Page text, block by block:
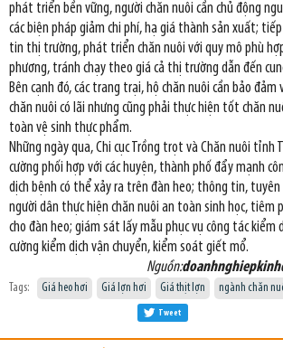
phát triển bền vững, người chăn nuôi cần chủ động
các biện pháp giảm chi phí, hạ giá thành sản xuất;
tin thị trường, phát triển chăn nuôi với quy mô phù
phương, tránh chạy theo giá cả thị trường dẫn đến
Bên cạnh đó, các trang trại, hộ chăn nuôi cần bảo
chăn nuôi có lãi nhưng cũng phải thực hiện tốt chăn
toàn vệ sinh thực phẩm.
Những ngày qua, Chi cục Trồng trọt và Chăn nuôi tỉnh
cường phối hợp với các huyện, thành phố đẩy mạnh
dịch bệnh có thể xảy ra trên đàn heo; thông tin,
người dân thực hiện chăn nuôi an toàn sinh học, tiêm
cho đàn heo; giám sát lấy mẫu phục vụ công tác kiểm
cường kiểm dịch vận chuyển, kiểm soát giết mổ.
Nguồn:
Tags: Giá heo hơi Giá lợn hơi Giá thịt lợn ngành chăn
Tweet